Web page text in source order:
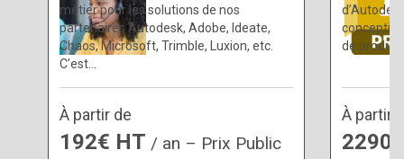
métier pour les solutions de nos
partenaires Autodesk, Adobe, Ideate,
Chaos, Microsoft, Trimble, Luxion, etc.
C’est…
À partir de
192€ HT / an – Prix Public
de
À partir